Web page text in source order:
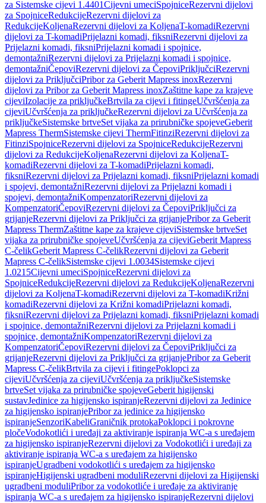
za Sistemske cijevi 1.4401Cijevni umeciSpojniceRezervni dijelovi
za SpojniceRedukcijeRezervni dijelovi za
RedukcijeKoljenaRezervni dijelovi za KoljenaT-komadiRezervni
dijelovi za T-komadiPrijelazni komadi, fiksniRezervni dijelovi za
Prijelazni komadi, fiksniPrijelazni komadi i spojnice,
demontažniRezervni dijelovi za Prijelazni komadi i spojnice,
demontažniČepoviRezervni dijelovi za ČepoviPriključciRezervni
dijelovi za PriključciPribor za Geberit Mapress inoxRezervni
dijelovi za Pribor za Geberit Mapress inoxZaštitne kape za krajeve
cijeviIzolacije za priključkeBrtvila za cijevi i fitingeUčvršćenja za
cijeviUčvršćenja za priključkeRezervni dijelovi za Učvršćenja za
priključkeSistemske brtveSet vijaka za prirubničke spojeveGeberit
Mapress ThermSistemske cijevi ThermFitinziRezervni dijelovi za
FitinziSpojniceRezervni dijelovi za SpojniceRedukcijeRezervni
dijelovi za RedukcijeKoljenaRezervni dijelovi za KoljenaT-
komadiRezervni dijelovi za T-komadiPrijelazni komadi,
fiksniRezervni dijelovi za Prijelazni komadi, fiksniPrijelazni komadi
i spojevi, demontažniRezervni dijelovi za Prijelazni komadi i
spojevi, demontažniKompenzatoriRezervni dijelovi za
KompenzatoriČepoviRezervni dijelovi za ČepoviPriključci za
grijanjeRezervni dijelovi za Priključci za grijanjePribor za Geberit
Mapress ThermZaštitne kape za krajeve cijeviSistemske brtveSet
vijaka za prirubničke spojeveUčvršćenja za cijeviGeberit Mapress
C-čelikGeberit Mapress C-čelikRezervni dijelovi za Geberit
Mapress C-čelikSistemske cijevi 1.0034Sistemske cijevi
1.0215Cijevni umeciSpojniceRezervni dijelovi za
SpojniceRedukcijeRezervni dijelovi za RedukcijeKoljenaRezervni
dijelovi za KoljenaT-komadiRezervni dijelovi za T-komadiKrižni
komadiRezervni dijelovi za Križni komadiPrijelazni komadi,
fiksniRezervni dijelovi za Prijelazni komadi, fiksniPrijelazni komadi
i spojnice, demontažniRezervni dijelovi za Prijelazni komadi i
spojnice, demontažniKompenzatoriRezervni dijelovi za
KompenzatoriČepoviRezervni dijelovi za ČepoviPriključci za
grijanjeRezervni dijelovi za Priključci za grijanjePribor za Geberit
Mapress C-čelikBrtvila za cijevi i fitingePoklopci za
cijeviUčvršćenja za cijeviUčvršćenja za priključkeSistemske
brtveSet vijaka za prirubničke spojeveGeberit higijenski
sustavJedinice za higijensko ispiranjeRezervni dijelovi za Jedinice
za higijensko ispiranjePribor za jedinice za higijensko
ispiranjeSenzoriKabeliGraničnik protokaPoklopci i pokrovne
pločeVodokotlići i uređaji za aktiviranje ispiranja WC-a s uređajem
za higijensko ispiranjeRezervni dijelovi za Vodokotlići i uređaji za
aktiviranje ispiranja WC-a s uređajem za higijensko
ispiranjeUgradbeni vodokotlići s uređajem za higijensko
ispiranjeHigijenski ugradbeni moduliRezervni dijelovi za Higijenski
ugradbeni moduliPribor za vodokotliće i uređaje za aktiviranje
ispiranja WC-a s uređajem za higijensko ispiranjeRezervni dijelovi